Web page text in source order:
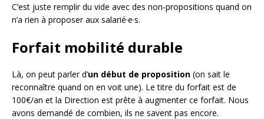
C’est juste remplir du vide avec des non-propositions quand on
n’a rien à proposer aux salarié·e·s.
Forfait mobilité durable
Là, on peut parler d’un début de proposition (on sait le
reconnaître quand on en voit une). Le titre du forfait est de
100€/an et la Direction est prête à augmenter ce forfait. Nous
avons demandé de combien, ils ne savent pas encore.